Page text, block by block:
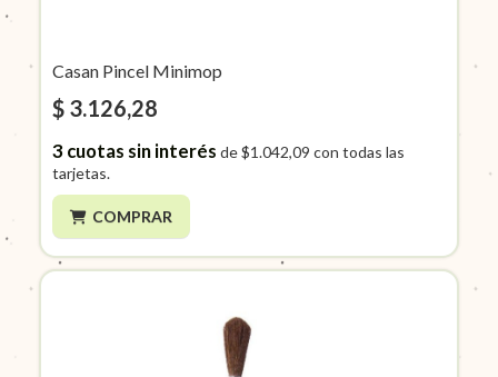
Casan Pincel Minimop
$ 3.126,28
3cuotas sin interés de$1.042,09 con todas las
tarjetas.
COMPRAR